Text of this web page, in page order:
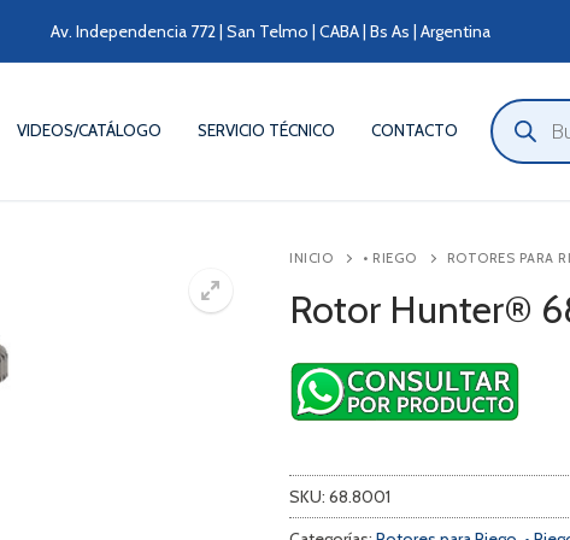
Av. Independencia 772 | San Telmo | CABA | Bs As | Argentina
VIDEOS/CATÁLOGO SERVICIO TÉCNICO CONTACTO
Búsqueda
de
INICIO • RIEGO ROTORES PARA
Rotor Hunter®
SKU: 68.8001